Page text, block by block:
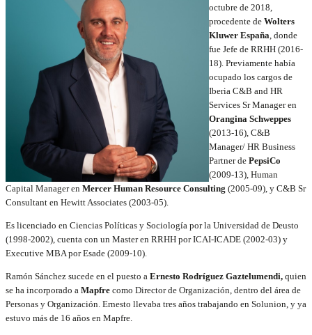
octubre de 2018,
procedente de Wolters
Kluwer España, donde
fue Jefe de RRHH (2016-
18). Previamente había
ocupado los cargos de
Iberia C&B and HR
Services Sr Manager en
Orangina Schweppes
(2013-16), C&B
Manager/ HR Business
Partner de PepsiCo
(2009-13), Human
Capital Manager en Mercer Human Resource Consulting (2005-09), y C&B Sr
Consultant en Hewitt Associates (2003-05).
Es licenciado en Ciencias Políticas y Sociología por la Universidad de Deusto
(1998-2002), cuenta con un Master en RRHH por ICAI-ICADE (2002-03) y
Executive MBA por Esade (2009-10).
Ramón Sánchez sucede en el puesto a Ernesto Rodríguez Gaztelumendi, quien
se ha incorporado a Mapfre como Director de Organización, dentro del área de
Personas y Organización. Ernesto llevaba tres años trabajando en Solunion, y ya
estuvo más de 16 años en Mapfre.